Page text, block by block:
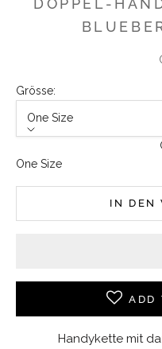
DOPPEL-
Grösse:
One Size
One Size
IN DEN
ADD
Handykette mit